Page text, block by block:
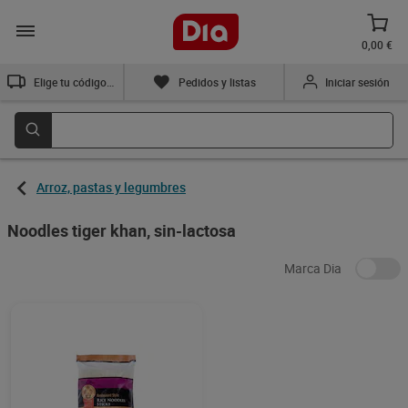
0,00 €
Pedidos y listas Iniciar sesión
Arroz, pastas y legumbres
Noodles tiger khan, sin-lactosa
Marca Dia